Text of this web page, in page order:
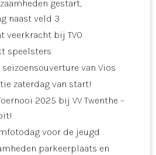
gestart,
naast veld 3
veerkracht bij TVO
speelsters
van Vios
zaterdag van start!
2025 bij VV Twenthe –
voor de jeugd
parkeerplaats en